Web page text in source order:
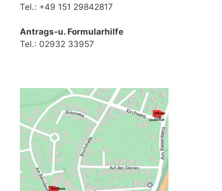
Tel.: +49 151 29842817
Antrags-u. Formularhilfe
Tel.: 02932 33957